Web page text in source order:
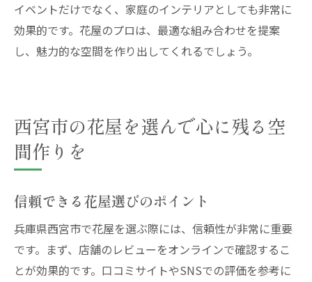
イベントだけでなく、家庭のインテリアとしても非常に
効果的です。花屋のプロは、最適な組み合わせを提案
し、魅力的な空間を作り出してくれるでしょう。
西宮市の花屋を選んで心に残る空
間作りを
信頼できる花屋選びのポイント
兵庫県西宮市で花屋を選ぶ際には、信頼性が非常に重要
です。まず、店舗のレビューをオンラインで確認するこ
とが効果的です。口コミサイトやSNSでの評価を参考に